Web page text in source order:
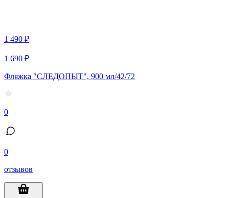
1 490 ₽
1 690 ₽
Фляжка "СЛЕДОПЫТ", 900 мл/42/72
0
0
отзывов